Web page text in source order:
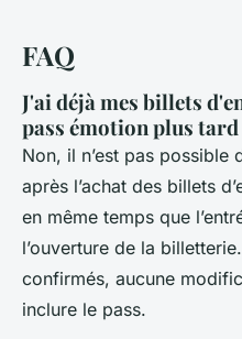
FAQ
J'ai déjà mes billets
pass émotion plus tard
Non, il n’est pas possible
après l’achat des billets
en même temps que
l’ouverture de la
confirmés, aucune
inclure le pass.